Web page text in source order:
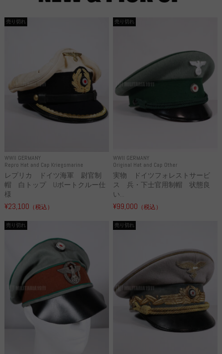
WWII GERMANY
Repro Hat and Cap Kriegsmarine
売り切れ
レプリカ ドイツ海軍 尉官制
帽 白トップ Uボートクルー仕
様
¥23,100 （税込）
WWII GERMANY
Original Hat and Cap Other
売り切れ
実物 ドイツフォレストサービ
ス 兵・下士官用制帽 状態良
い...
¥99,000 （税込）
売り切れ 売り切れ